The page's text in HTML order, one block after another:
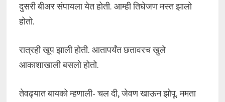
दुसरी बीअर संपायला येत होती. आम्ही तिघेजण मस्त झालो
होतो.
रात्रही खूप झाली होती. आतापर्यंत छतावरच खुले
आकाशाखाली बसलो होतो.
तेवढ्यात बायको म्हणाली- चल दी, जेवण खाऊन झोपू. ममता